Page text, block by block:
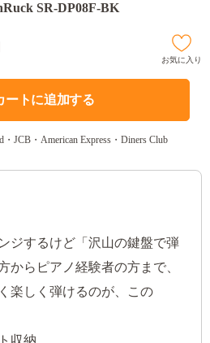
SR-DP08F-BK
お気に入り
ートに追加する
JCB・American Express・Diners Club
ジするけど「沢山の鍵盤で弾
からピアノ経験者の方まで、
楽しく弾けるのが、この